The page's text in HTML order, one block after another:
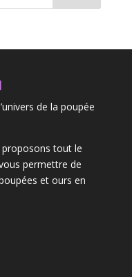
de la poupée
tout le
permettre de
et ours en